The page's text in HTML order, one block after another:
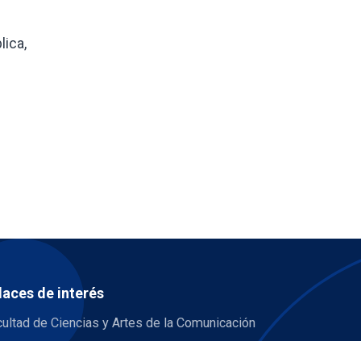
de interés
de Ciencias y Artes de la Comunicación